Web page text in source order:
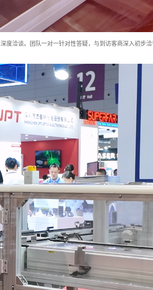
洽谈。团队一对一针对性答疑，与到访客商深入初步